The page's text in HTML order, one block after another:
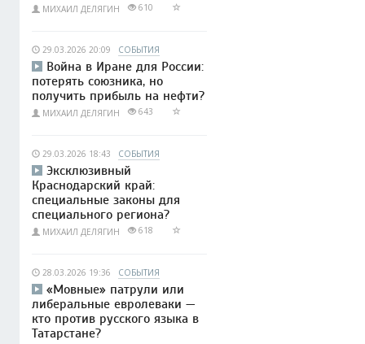
МИХАИЛ ДЕЛЯГИН 610
29.03.2026 20:09 СОБЫТИЯ
Война в Иране для России:
потерять союзника, но
получить прибыль на нефти?
МИХАИЛ ДЕЛЯГИН 643
29.03.2026 18:43 СОБЫТИЯ
Эксклюзивный
Краснодарский край:
специальные законы для
специального региона?
МИХАИЛ ДЕЛЯГИН 618
28.03.2026 19:36 СОБЫТИЯ
«Мовные» патрули или
либеральные евролеваки —
кто против русского языка в
Татарстане?